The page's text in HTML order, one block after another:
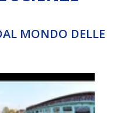
MONDO DELLE